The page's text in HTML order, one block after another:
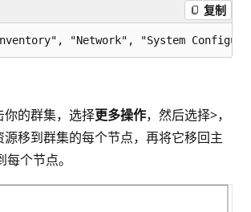
复制
你的群集，选择更多操作，然后选择>，
移到群集的每个节点，再将它移回主
个节点。